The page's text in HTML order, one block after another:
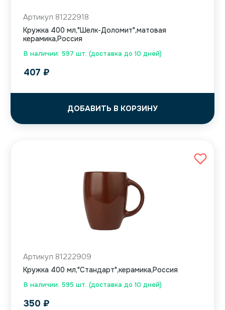
В наличии: 597 шт. (доставка до 10 дней)
Артикул 81222918
Кружка 400 мл,"Шелк-Доломит",матовая
керамика,Россия
407 ₽
ДОБАВИТЬ В КОРЗИНУ
В наличии: 595 шт. (доставка до 10 дней)
Артикул 81222909
Кружка 400 мл,"Стандарт",керамика,Россия
350 ₽